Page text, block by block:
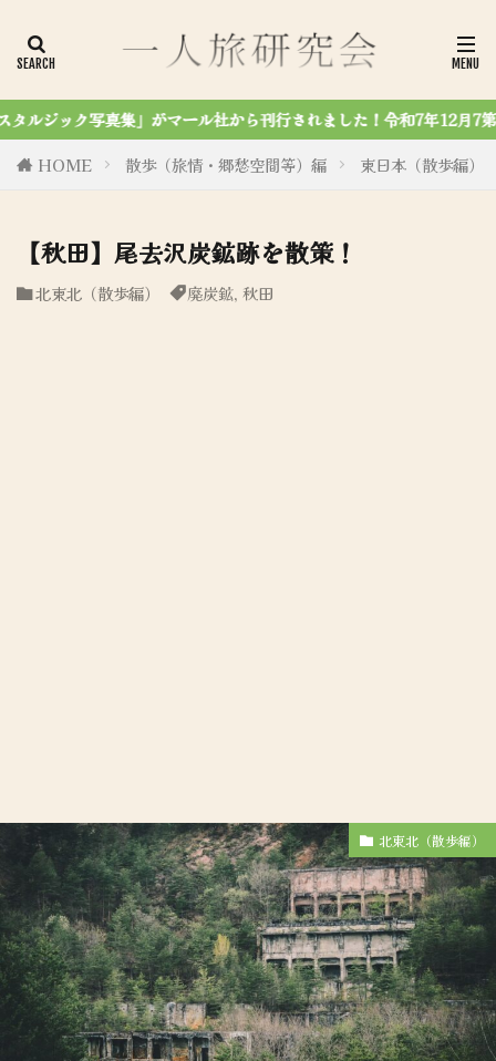
7年12月7第4刷達成✨
HOME
散歩（旅情・郷愁空間等）編 東日本（散歩編）
【秋田】尾去沢炭鉱跡を散策！
北東北（散歩編） 廃炭鉱, 秋田
北東北（散歩編）